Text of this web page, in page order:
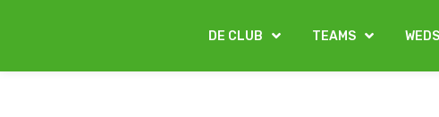
DE CLUB TEAMS